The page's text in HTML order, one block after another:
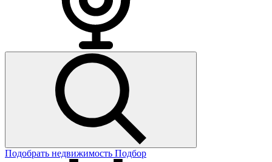
Подобрать недвижимость Подбор